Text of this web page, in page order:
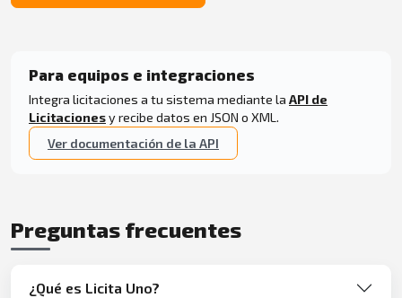
Para equipos e integraciones
Integra licitaciones a tu sistema mediante la API de
Licitacionesy recibe datos en JSON o XML.
Ver documentación de la API
Preguntas frecuentes
¿Qué es Licita Uno?